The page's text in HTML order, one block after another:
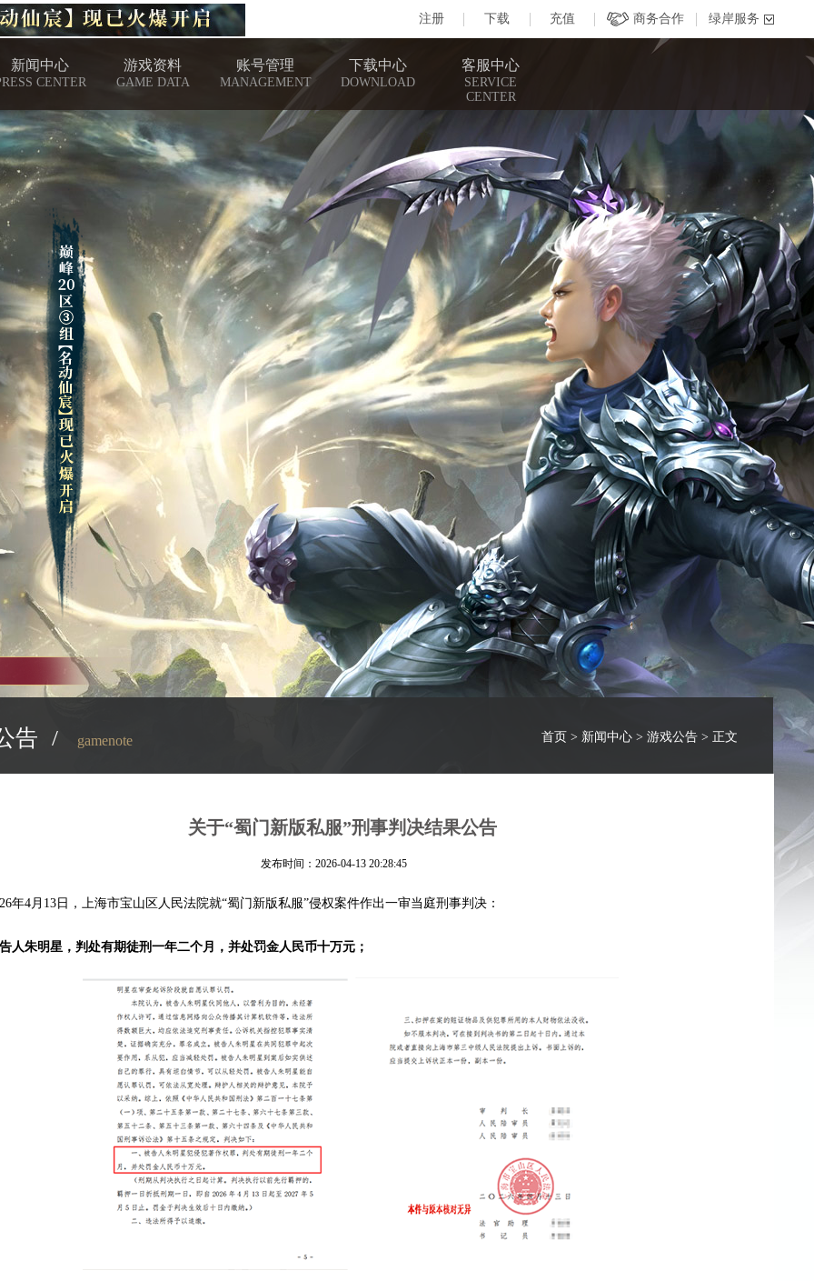
新闻中心
CENTER
游戏资料
GAME DATA
账号管理
MANAGEMENT
下载中心
DOWNLOAD
客服中心
SERVICE
CENTER
告 / gamenote 首页 > 新闻中心 > 游戏公告 > 正文
关于“蜀门新版私服”刑事判决结果公告
发布时间：2026-04-13 20:28:45
年4月13日，上海市宝山区人民法院就“蜀门新版私服”侵权案件作出一审当庭刑事判决：
人朱明星 ，判处有期徒刑一年二个月，并处罚金人民币十万元；